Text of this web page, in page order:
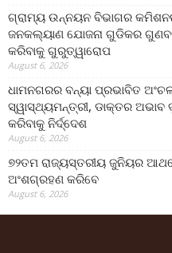
ଗ୍ରାମ୍ୟ ଉନ୍ନୟନ ବିଭାଗର
ଜନକଲ୍ୟାଣ ଯୋଜନା ଗୁଡିକର
କରିବାକୁ ଗୁରୁତ୍ୱାରୋପ
August 6, 2026
ଧାମନଗରର ବନ୍ୟା ପ୍ରଭାବିତ
ସ୍ୱାସ୍ଥ୍ୟମନ୍ତ୍ରୀ, ଡାକ୍ତର ଅଭାବ
କରିବାକୁ ନିର୍ଦ୍ଦେଶ
August 6, 2026
୭୨ତମ ରାଜ୍ୟସ୍ତରୀୟ ଜୁନିୟର
ଅଂଶଗ୍ରହଣ କରିବେ
August 6, 2026